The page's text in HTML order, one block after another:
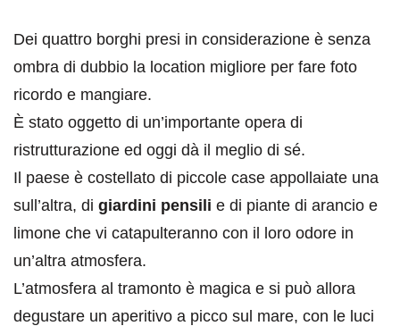
Dei quattro borghi presi in considerazione è senza
ombra di dubbio la location migliore per fare foto
ricordo e mangiare.
È stato oggetto di un’importante opera di
ristrutturazione ed oggi dà il meglio di sé.
Il paese è costellato di piccole case appollaiate una
sull’altra, di giardini pensili e di piante di arancio e
limone che vi catapulteranno con il loro odore in
un’altra atmosfera.
L’atmosfera al tramonto è magica e si può allora
degustare un aperitivo a picco sul mare, con le luci